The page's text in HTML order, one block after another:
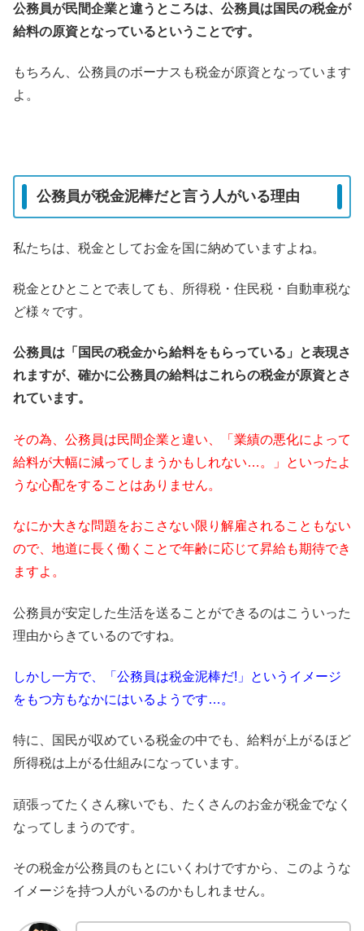
公務員が民間企業と違うところは、公務員は国民の税金が
給料の原資となっているということです。
もちろん、公務員のボーナスも税金が原資となっています
よ。
公務員が税金泥棒だと言う人がいる理由
私たちは、税金としてお金を国に納めていますよね。
税金とひとことで表しても、所得税・住民税・自動車税な
ど様々です。
公務員は「国民の税金から給料をもらっている」と表現さ
れますが、確かに公務員の給料はこれらの税金が原資とさ
れています。
その為、公務員は民間企業と違い、「業績の悪化によって
給料が大幅に減ってしまうかもしれない…。」といったよ
うな心配をすることはありません。
なにか大きな問題をおこさない限り解雇されることもない
ので、地道に長く働くことで年齢に応じて昇給も期待でき
ますよ。
公務員が安定した生活を送ることができるのはこういった
理由からきているのですね。
しかし一方で、「公務員は税金泥棒だ!」というイメージ
をもつ方もなかにはいるようです…。
特に、国民が収めている税金の中でも、給料が上がるほど
所得税は上がる仕組みになっています。
頑張ってたくさん稼いでも、たくさんのお金が税金でなく
なってしまうのです。
その税金が公務員のもとにいくわけですから、このような
イメージを持つ人がいるのかもしれません。